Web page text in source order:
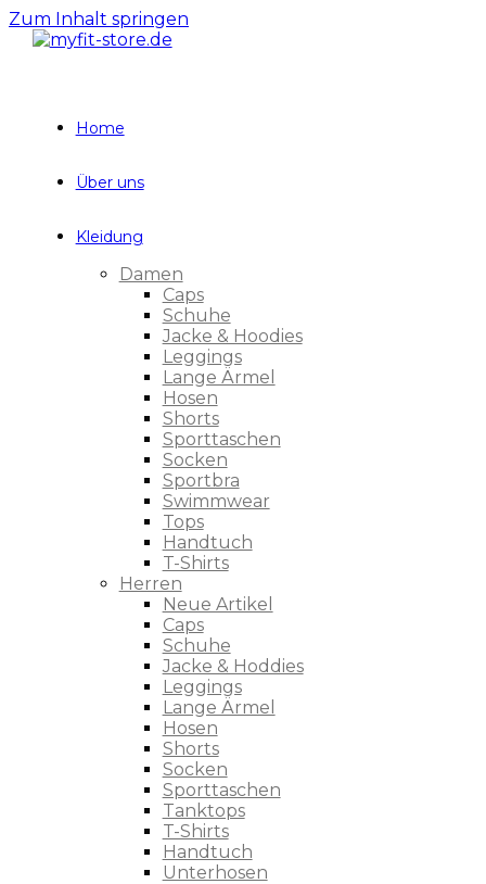
Zum Inhalt springen
Home
Über uns
Kleidung
Damen
Caps
Schuhe
Jacke & Hoodies
Leggings
Lange Ärmel
Hosen
Shorts
Sporttaschen
Socken
Sportbra
Swimmwear
Tops
Handtuch
T-Shirts
Herren
Neue Artikel
Caps
Schuhe
Jacke & Hoddies
Leggings
Lange Ärmel
Hosen
Shorts
Socken
Sporttaschen
Tanktops
T-Shirts
Handtuch
Unterhosen